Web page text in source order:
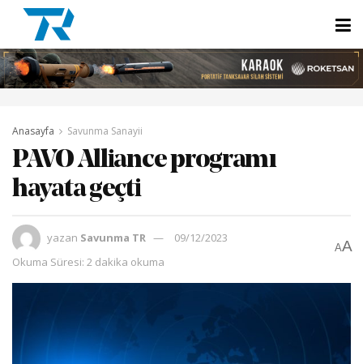
Anasayfa Savunma Sanayii
PAVO Alliance programı
hayata geçti
yazan Savunma TR
09/12/2023
Okuma Süresi: 2 dakika okuma
AA